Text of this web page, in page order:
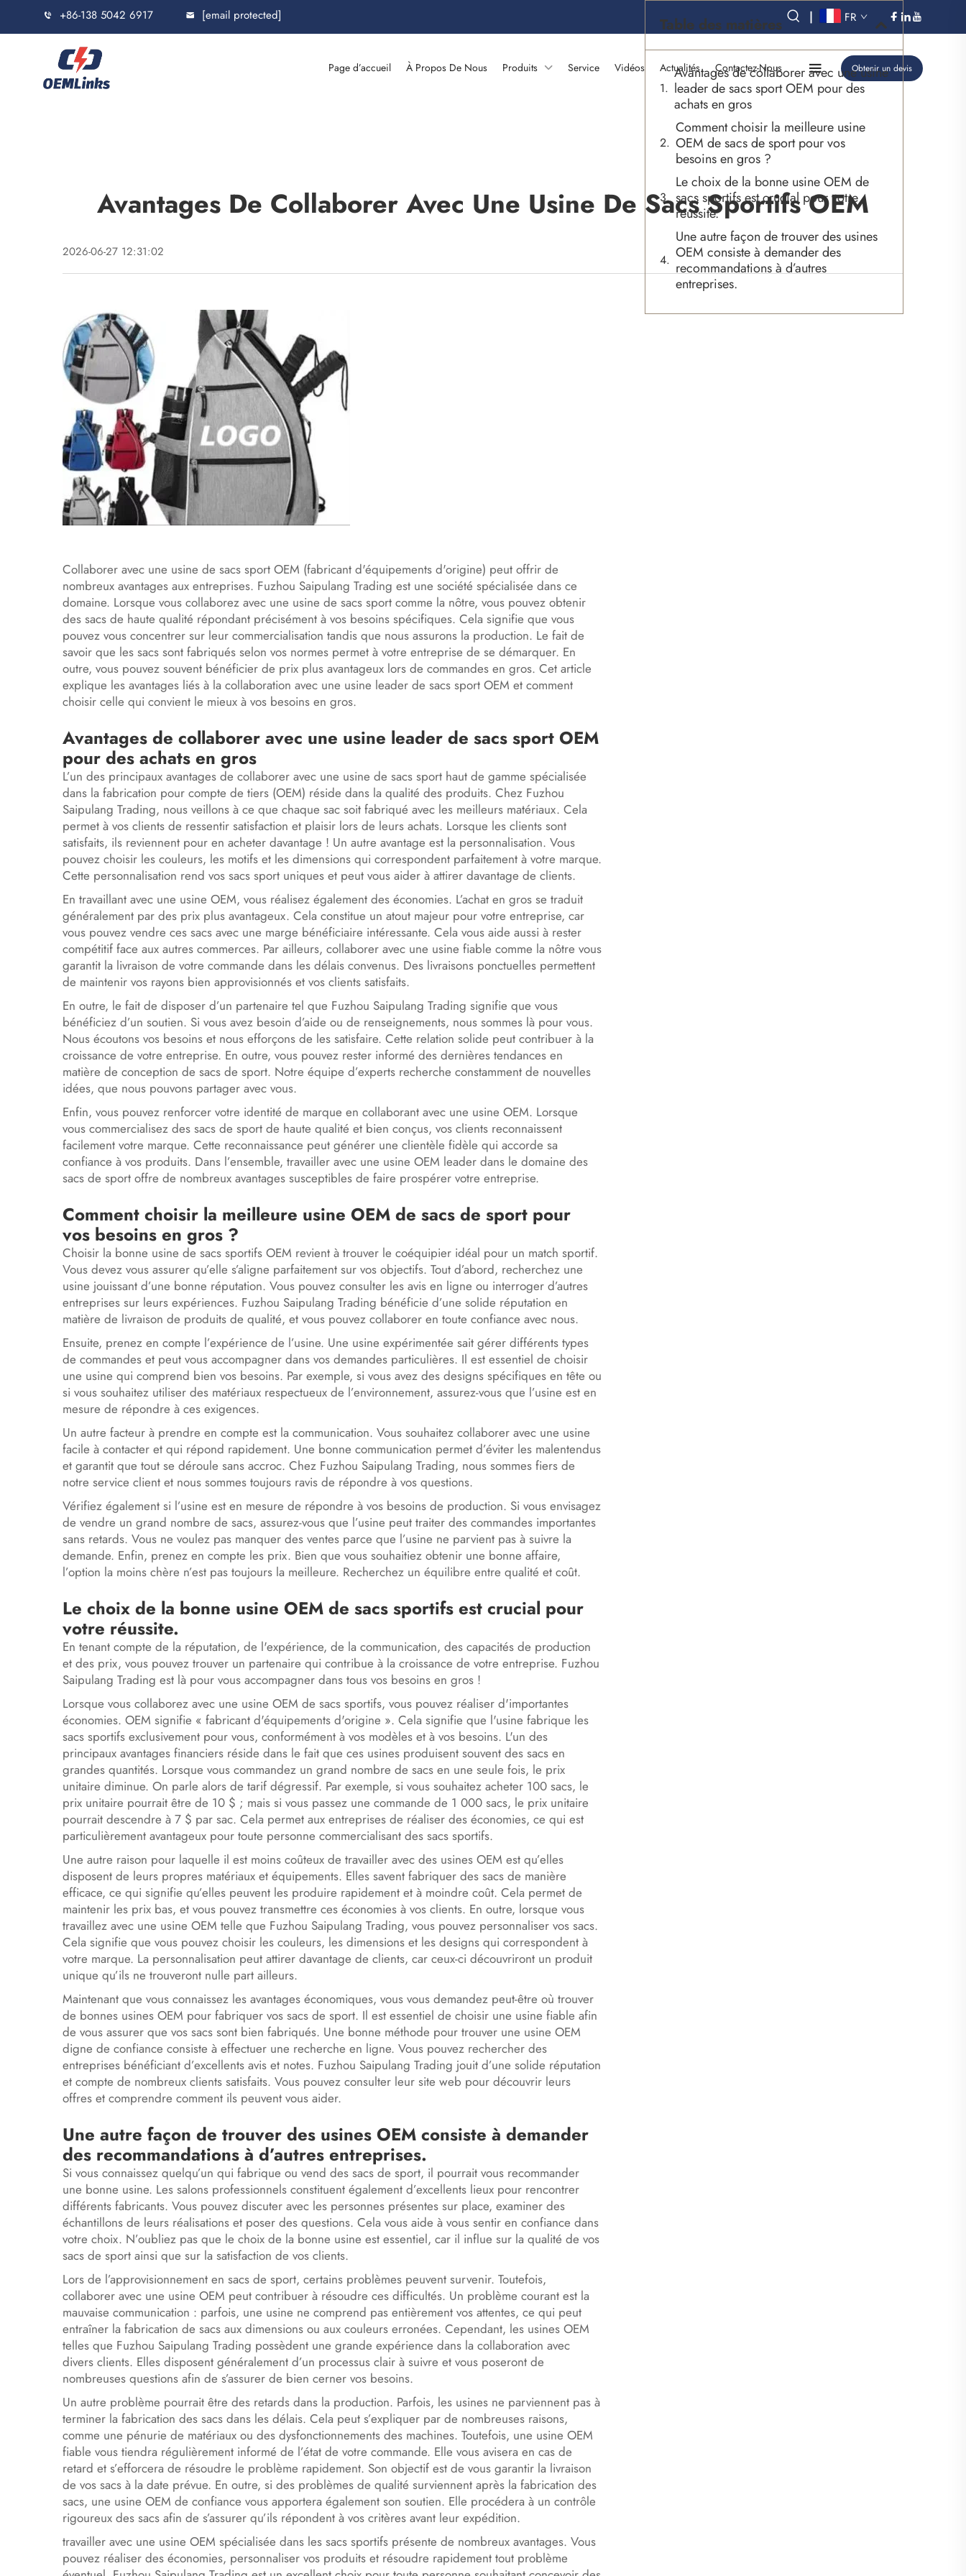
+86-138 5042 6917 [email protected] | FR
Page d’accueil À Propos De Nous Produits Service Vidéos Actualités Contactez-Nous Obtenir un devis
Avantages De Collaborer Avec Une Usine De Sacs Sportifs OEM
2026-06-27 12:31:02
Collaborer avec une usine de sacs sport OEM (fabricant d'équipements d'origine) peut offrir de
nombreux avantages aux entreprises. Fuzhou Saipulang Trading est une société spécialisée dans ce
domaine. Lorsque vous collaborez avec une usine de sacs sport comme la nôtre, vous pouvez obtenir
des sacs de haute qualité répondant précisément à vos besoins spécifiques. Cela signifie que vous
pouvez vous concentrer sur leur commercialisation tandis que nous assurons la production. Le fait de
savoir que les sacs sont fabriqués selon vos normes permet à votre entreprise de se démarquer. En
outre, vous pouvez souvent bénéficier de prix plus avantageux lors de commandes en gros. Cet article
explique les avantages liés à la collaboration avec une usine leader de sacs sport OEM et comment
choisir celle qui convient le mieux à vos besoins en gros.
Avantages de collaborer avec une usine leader de sacs sport OEM
pour des achats en gros
L’un des principaux avantages de collaborer avec une usine de sacs sport haut de gamme spécialisée
dans la fabrication pour compte de tiers (OEM) réside dans la qualité des produits. Chez Fuzhou
Saipulang Trading, nous veillons à ce que chaque sac soit fabriqué avec les meilleurs matériaux. Cela
permet à vos clients de ressentir satisfaction et plaisir lors de leurs achats. Lorsque les clients sont
satisfaits, ils reviennent pour en acheter davantage ! Un autre avantage est la personnalisation. Vous
pouvez choisir les couleurs, les motifs et les dimensions qui correspondent parfaitement à votre marque.
Cette personnalisation rend vos sacs sport uniques et peut vous aider à attirer davantage de clients.
En travaillant avec une usine OEM, vous réalisez également des économies. L’achat en gros se traduit
généralement par des prix plus avantageux. Cela constitue un atout majeur pour votre entreprise, car
vous pouvez vendre ces sacs avec une marge bénéficiaire intéressante. Cela vous aide aussi à rester
compétitif face aux autres commerces. Par ailleurs, collaborer avec une usine fiable comme la nôtre vous
garantit la livraison de votre commande dans les délais convenus. Des livraisons ponctuelles permettent
de maintenir vos rayons bien approvisionnés et vos clients satisfaits.
En outre, le fait de disposer d’un partenaire tel que Fuzhou Saipulang Trading signifie que vous
bénéficiez d’un soutien. Si vous avez besoin d’aide ou de renseignements, nous sommes là pour vous.
Nous écoutons vos besoins et nous efforçons de les satisfaire. Cette relation solide peut contribuer à la
croissance de votre entreprise. En outre, vous pouvez rester informé des dernières tendances en
matière de conception de sacs de sport. Notre équipe d’experts recherche constamment de nouvelles
idées, que nous pouvons partager avec vous.
Enfin, vous pouvez renforcer votre identité de marque en collaborant avec une usine OEM. Lorsque
vous commercialisez des sacs de sport de haute qualité et bien conçus, vos clients reconnaissent
facilement votre marque. Cette reconnaissance peut générer une clientèle fidèle qui accorde sa
confiance à vos produits. Dans l’ensemble, travailler avec une usine OEM leader dans le domaine des
sacs de sport offre de nombreux avantages susceptibles de faire prospérer votre entreprise.
Comment choisir la meilleure usine OEM de sacs de sport pour
vos besoins en gros ?
Choisir la bonne usine de sacs sportifs OEM revient à trouver le coéquipier idéal pour un match sportif.
Vous devez vous assurer qu’elle s’aligne parfaitement sur vos objectifs. Tout d’abord, recherchez une
usine jouissant d’une bonne réputation. Vous pouvez consulter les avis en ligne ou interroger d’autres
entreprises sur leurs expériences. Fuzhou Saipulang Trading bénéficie d’une solide réputation en
matière de livraison de produits de qualité, et vous pouvez collaborer en toute confiance avec nous.
Ensuite, prenez en compte l’expérience de l’usine. Une usine expérimentée sait gérer différents types
de commandes et peut vous accompagner dans vos demandes particulières. Il est essentiel de choisir
une usine qui comprend bien vos besoins. Par exemple, si vous avez des designs spécifiques en tête ou
si vous souhaitez utiliser des matériaux respectueux de l’environnement, assurez-vous que l’usine est en
mesure de répondre à ces exigences.
Un autre facteur à prendre en compte est la communication. Vous souhaitez collaborer avec une usine
facile à contacter et qui répond rapidement. Une bonne communication permet d’éviter les malentendus
et garantit que tout se déroule sans accroc. Chez Fuzhou Saipulang Trading, nous sommes fiers de
notre service client et nous sommes toujours ravis de répondre à vos questions.
Vérifiez également si l’usine est en mesure de répondre à vos besoins de production. Si vous envisagez
de vendre un grand nombre de sacs, assurez-vous que l’usine peut traiter des commandes importantes
sans retards. Vous ne voulez pas manquer des ventes parce que l’usine ne parvient pas à suivre la
demande. Enfin, prenez en compte les prix. Bien que vous souhaitiez obtenir une bonne affaire,
l’option la moins chère n’est pas toujours la meilleure. Recherchez un équilibre entre qualité et coût.
Le choix de la bonne usine OEM de sacs sportifs est crucial pour
votre réussite.
En tenant compte de la réputation, de l'expérience, de la communication, des capacités de production
et des prix, vous pouvez trouver un partenaire qui contribue à la croissance de votre entreprise. Fuzhou
Saipulang Trading est là pour vous accompagner dans tous vos besoins en gros !
Lorsque vous collaborez avec une usine OEM de sacs sportifs, vous pouvez réaliser d'importantes
économies. OEM signifie « fabricant d'équipements d'origine ». Cela signifie que l'usine fabrique les
sacs sportifs exclusivement pour vous, conformément à vos modèles et à vos besoins. L'un des
principaux avantages financiers réside dans le fait que ces usines produisent souvent des sacs en
grandes quantités. Lorsque vous commandez un grand nombre de sacs en une seule fois, le prix
unitaire diminue. On parle alors de tarif dégressif. Par exemple, si vous souhaitez acheter 100 sacs, le
prix unitaire pourrait être de 10 $ ; mais si vous passez une commande de 1 000 sacs, le prix unitaire
pourrait descendre à 7 $ par sac. Cela permet aux entreprises de réaliser des économies, ce qui est
particulièrement avantageux pour toute personne commercialisant des sacs sportifs.
Une autre raison pour laquelle il est moins coûteux de travailler avec des usines OEM est qu’elles
disposent de leurs propres matériaux et équipements. Elles savent fabriquer des sacs de manière
efficace, ce qui signifie qu’elles peuvent les produire rapidement et à moindre coût. Cela permet de
maintenir les prix bas, et vous pouvez transmettre ces économies à vos clients. En outre, lorsque vous
travaillez avec une usine OEM telle que Fuzhou Saipulang Trading, vous pouvez personnaliser vos sacs.
Cela signifie que vous pouvez choisir les couleurs, les dimensions et les designs qui correspondent à
votre marque. La personnalisation peut attirer davantage de clients, car ceux-ci découvriront un produit
unique qu’ils ne trouveront nulle part ailleurs.
Maintenant que vous connaissez les avantages économiques, vous vous demandez peut-être où trouver
de bonnes usines OEM pour fabriquer vos sacs de sport. Il est essentiel de choisir une usine fiable afin
de vous assurer que vos sacs sont bien fabriqués. Une bonne méthode pour trouver une usine OEM
digne de confiance consiste à effectuer une recherche en ligne. Vous pouvez rechercher des
entreprises bénéficiant d’excellents avis et notes. Fuzhou Saipulang Trading jouit d’une solide réputation
et compte de nombreux clients satisfaits. Vous pouvez consulter leur site web pour découvrir leurs
offres et comprendre comment ils peuvent vous aider.
Une autre façon de trouver des usines OEM consiste à demander
des recommandations à d’autres entreprises.
Si vous connaissez quelqu’un qui fabrique ou vend des sacs de sport, il pourrait vous recommander
une bonne usine. Les salons professionnels constituent également d’excellents lieux pour rencontrer
différents fabricants. Vous pouvez discuter avec les personnes présentes sur place, examiner des
échantillons de leurs réalisations et poser des questions. Cela vous aide à vous sentir en confiance dans
votre choix. N’oubliez pas que le choix de la bonne usine est essentiel, car il influe sur la qualité de vos
sacs de sport ainsi que sur la satisfaction de vos clients.
Lors de l’approvisionnement en sacs de sport, certains problèmes peuvent survenir. Toutefois,
collaborer avec une usine OEM peut contribuer à résoudre ces difficultés. Un problème courant est la
mauvaise communication : parfois, une usine ne comprend pas entièrement vos attentes, ce qui peut
entraîner la fabrication de sacs aux dimensions ou aux couleurs erronées. Cependant, les usines OEM
telles que Fuzhou Saipulang Trading possèdent une grande expérience dans la collaboration avec
divers clients. Elles disposent généralement d’un processus clair à suivre et vous poseront de
nombreuses questions afin de s’assurer de bien cerner vos besoins.
Un autre problème pourrait être des retards dans la production. Parfois, les usines ne parviennent pas à
terminer la fabrication des sacs dans les délais. Cela peut s’expliquer par de nombreuses raisons,
comme une pénurie de matériaux ou des dysfonctionnements des machines. Toutefois, une usine OEM
fiable vous tiendra régulièrement informé de l’état de votre commande. Elle vous avisera en cas de
retard et s’efforcera de résoudre le problème rapidement. Son objectif est de vous garantir la livraison
de vos sacs à la date prévue. En outre, si des problèmes de qualité surviennent après la fabrication des
sacs, une usine OEM de confiance vous apportera également son soutien. Elle procédera à un contrôle
rigoureux des sacs afin de s’assurer qu’ils répondent à vos critères avant leur expédition.
travailler avec une usine OEM spécialisée dans les sacs sportifs présente de nombreux avantages. Vous
pouvez réaliser des économies, personnaliser vos produits et résoudre rapidement tout problème
Table des matières
Avantages de collaborer avec une usine
leader de sacs sport OEM pour des
achats en gros
Comment choisir la meilleure usine
OEM de sacs de sport pour vos
besoins en gros ?
Le choix de la bonne usine OEM de
sacs sportifs est crucial pour votre
réussite.
Une autre façon de trouver des usines
OEM consiste à demander des
recommandations à d’autres
entreprises.